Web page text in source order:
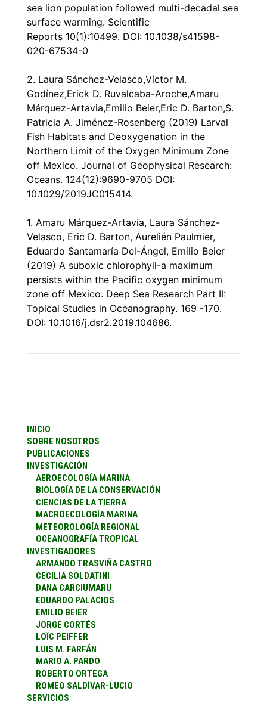
sea lion population followed multi-decadal sea
surface warming. Scientific
Reports 10(1):10499. DOI: 10.1038/s41598-
020-67534-0
2. Laura Sánchez-Velasco,Víctor M.
Godínez,Erick D. Ruvalcaba-Aroche,Amaru
Márquez-Artavia,Emilio Beier,Eric D. Barton,S.
Patricia A. Jiménez-Rosenberg (2019) Larval
Fish Habitats and Deoxygenation in the
Northern Limit of the Oxygen Minimum Zone
off Mexico. Journal of Geophysical Research:
Oceans. 124(12):9690-9705 DOI:
10.1029/2019JC015414.
1. Amaru Márquez-Artavia, Laura Sánchez-
Velasco, Eric D. Barton, Aurelién Paulmier,
Eduardo Santamarı́a Del-Ángel, Emilio Beier
(2019) A suboxic chlorophyll-a maximum
persists within the Pacific oxygen minimum
zone off Mexico. Deep Sea Research Part II:
Topical Studies in Oceanography. 169 -170.
DOI: 10.1016/j.dsr2.2019.104686.
INICIO
SOBRE NOSOTROS
PUBLICACIONES
INVESTIGACIÓN
AEROECOLOGÍA MARINA
BIOLOGÍA DE LA CONSERVACIÓN
CIENCIAS DE LA TIERRA
MACROECOLOGÍA MARINA
METEOROLOGÍA REGIONAL
OCEANOGRAFÍA TROPICAL
INVESTIGADORES
ARMANDO TRASVIÑA CASTRO
CECILIA SOLDATINI
DANA CARCIUMARU
EDUARDO PALACIOS
EMILIO BEIER
JORGE CORTÉS
LOÏC PEIFFER
LUIS M. FARFÁN
MARIO A. PARDO
ROBERTO ORTEGA
ROMEO SALDÍVAR-LUCIO
SERVICIOS